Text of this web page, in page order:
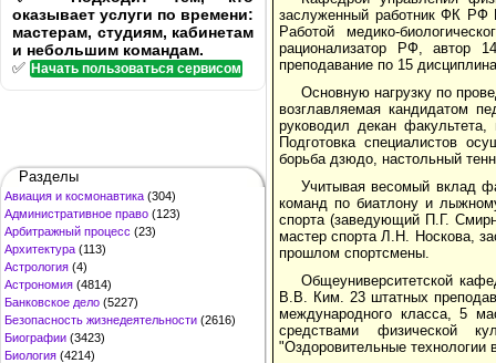
оказывает услуги по времени:
мастерам, студиям, кабинетам
и небольшим командам.
✅ Начать пользоваться сервисом
Разделы
Авиация и космонавтика (304)
Административное право (123)
Арбитражный процесс (23)
Архитектура (113)
Астрология (4)
Астрономия (4814)
Банковское дело (5227)
Безопасность жизнедеятельности (2616)
Биографии (3423)
Биология (4214)
заслуженный работник ФК РФ
Работой медико-
рационализатор РФ, автор
преподавание по 15
Основную нагрузку по
возглавляемая кандидатом
руководил декан
Подготовка специалистов
борьба дзюдо, настольный
Учитывая весомый вклад
команд по биатлону и
спорта (заведующий П.Г.
мастер спорта Л.Н. Носкова,
прошлом спортсмены.
Общеуниверситетской
В.В. Ким. 23 штатных
международного класса, 5
средствами физической
"Оздоровительные технологии